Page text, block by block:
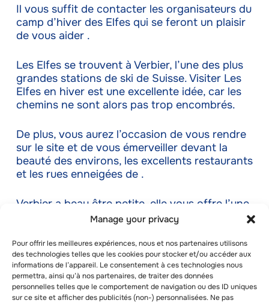
Manage your privacy
Pour offrir les meilleures expériences, nous et nos partenaires utilisons
des technologies telles que les cookies pour stocker et/ou accéder aux
informations de l’appareil. Le consentement à ces technologies nous
permettra, ainsi qu’à nos partenaires, de traiter des données
personnelles telles que le comportement de navigation ou des ID uniques
sur ce site et afficher des publicités (non-) personnalisées. Ne pas
Il vous suffit de contacter les organisateurs du
camp d’hiver des Elfes qui se feront un plaisir
de vous aider .
Les Elfes se trouvent à Verbier, l’une des plus
grandes stations de ski de Suisse. Visiter Les
Elfes en hiver est une excellente idée, car les
chemins ne sont alors pas trop encombrés.
De plus, vous aurez l’occasion de vous rendre
sur le site et de vous émerveiller devant la
beauté des environs, les excellents restaurants
et les rues enneigées de .
Verbier a beau être petite, elle vous offre l’une
des expériences les plus palpitantes de vos
Partir en vacances dans un camp d’hiver à Les
Elfes est l’une des meilleures choses que vous
puissiez faire pour vous et vos enfants.